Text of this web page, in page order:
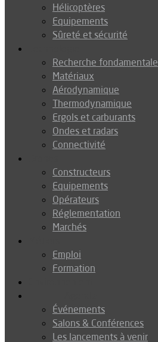
Hélicoptères
Equipements
Sûreté et sécurité
Recherche fondamentale
Matériaux
Aérodynamique
Thermodynamique
Ergols et carburants
Ondes et radars
Connectivité
Constructeurs
Equipements
Opérateurs
Réglementation
Marchés
Emploi
Formation
Événements
Salons & Conférences
Les lancements à venir